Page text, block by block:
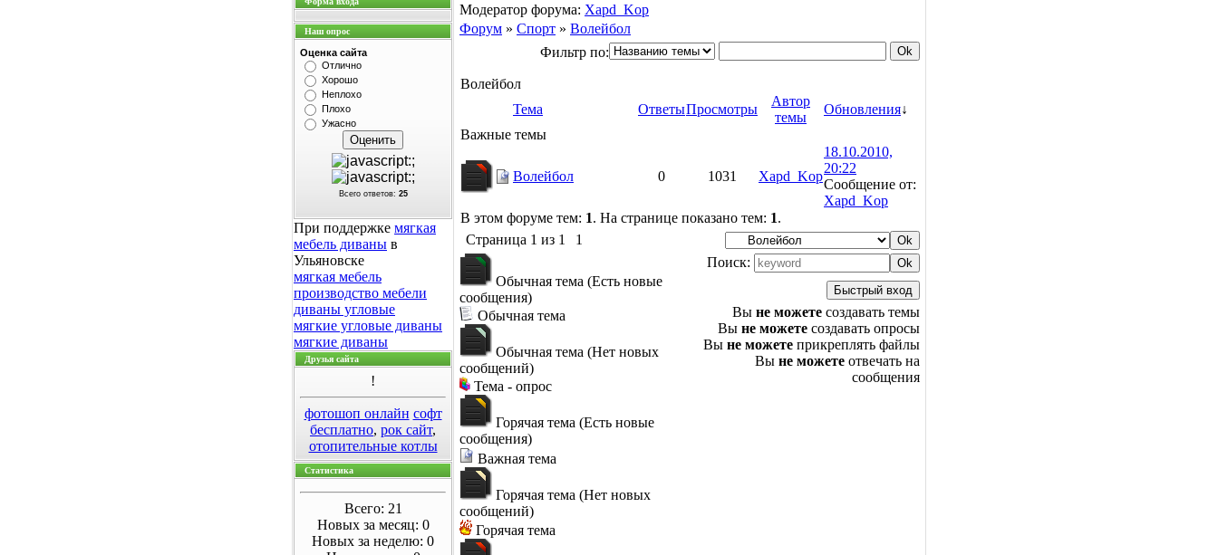
Наш опрос
Оценка сайта
Отлично
Хорошо
Неплохо
Плохо
Ужасно
Всего ответов: 25
При поддержке мягкая
мебель диваны в
Ульяновске
мягкая мебель
производство мебели
диваны угловые
мягкие угловые диваны
мягкие диваны
Друзья сайта
!
фотошоп онлайн софт
бесплатно, рок сайт,
отопительные котлы
Статистика
Всего: 21
Новых за месяц: 0
Новых за неделю: 0
Модератор форума: Xapd_Kop
Форум » Спорт » Волейбол
Фильтр по:
Волейбол
Тема
ОтветыПросмотры
Автор
темы
Обновления↓
Важные темы
Волейбол 0 1031 Xapd_Kop
18.10.2010,
20:22
Сообщение от:
Xapd_Kop
В этом форуме тем: 1. На странице показано тем: 1.
Страница 1 из 1 1
Обычная тема (Есть новые
сообщения)
Обычная тема
Обычная тема (Нет новых
сообщений)
Тема - опрос
Горячая тема (Есть новые
сообщения)
Важная тема
Горячая тема (Нет новых
сообщений)
Горячая тема
Поиск:
Вы не можете создавать темы
Вы не можете создавать опросы
Вы не можете прикреплять файлы
Вы не можете отвечать на
сообщения